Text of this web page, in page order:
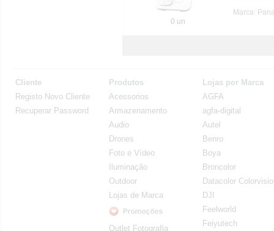
0 un
Marca:
Cliente
Registo Novo Cliente
Recuperar Password
Produtos
Acessorios
Armazenamento
Audio
Drones
Foto e Vídeo
Iluminação
Outdoor
Lojas de Marca
Outlet Fotografia
Lojas por Marca
AGFA
agfa-digital
Autel
Benro
Boya
Broncolor
Datacolor
DJI
Feelworld
Feiyutech